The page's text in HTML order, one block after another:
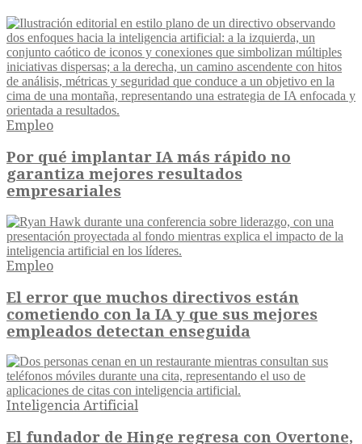
Empleo
Por qué implantar IA más rápido no
garantiza mejores resultados
empresariales
Empleo
El error que muchos directivos están
cometiendo con la IA y que sus mejores
empleados detectan enseguida
Inteligencia Artificial
El fundador de Hinge regresa con Overtone,